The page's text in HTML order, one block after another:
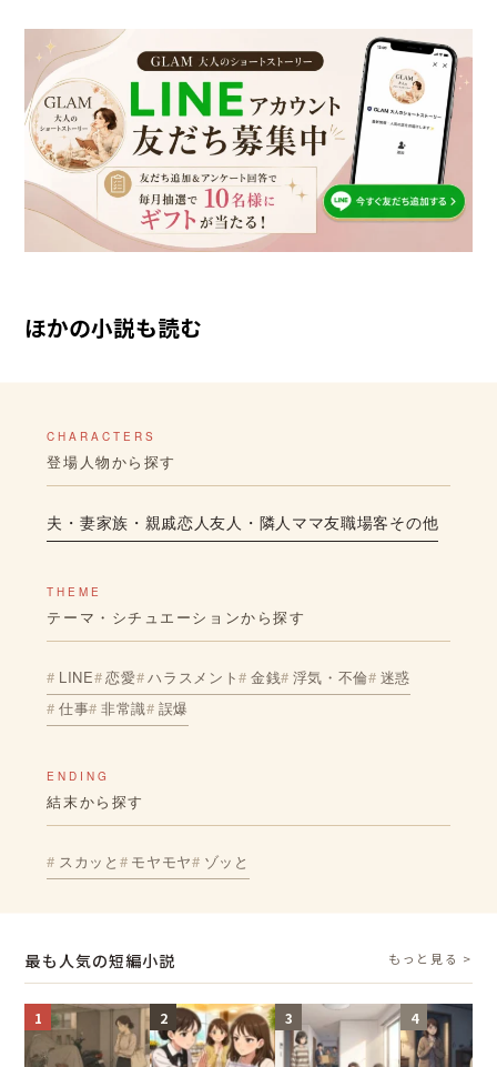
ほかの小説も読む
CHARACTERS
登場人物から探す
夫・妻家族・親戚恋人友人・隣人 ママ友職場客その他
THEME
テーマ・シチュエーションから探す
LINE 恋愛 ハラスメント 金銭 浮気・不倫 迷惑
仕事 非常識 誤爆
ENDING
結末から探す
スカッと モヤモヤ ゾッと
最も人気の短編小説 もっと見る >
1 2 3 4